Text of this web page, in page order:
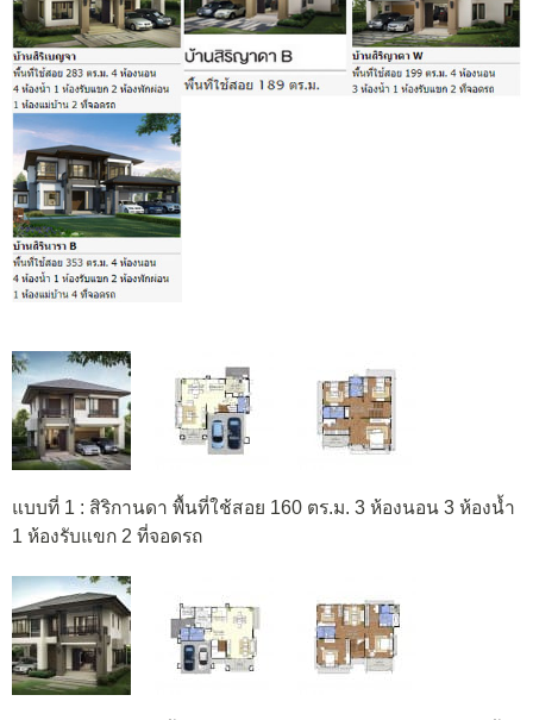
แบบที่ 1 : สิริกานดา พื้นที่ใช้สอย 160 ตร.ม. 3 ห้องนอน 3 ห้องน้ำ
1 ห้องรับแขก 2 ที่จอดรถ